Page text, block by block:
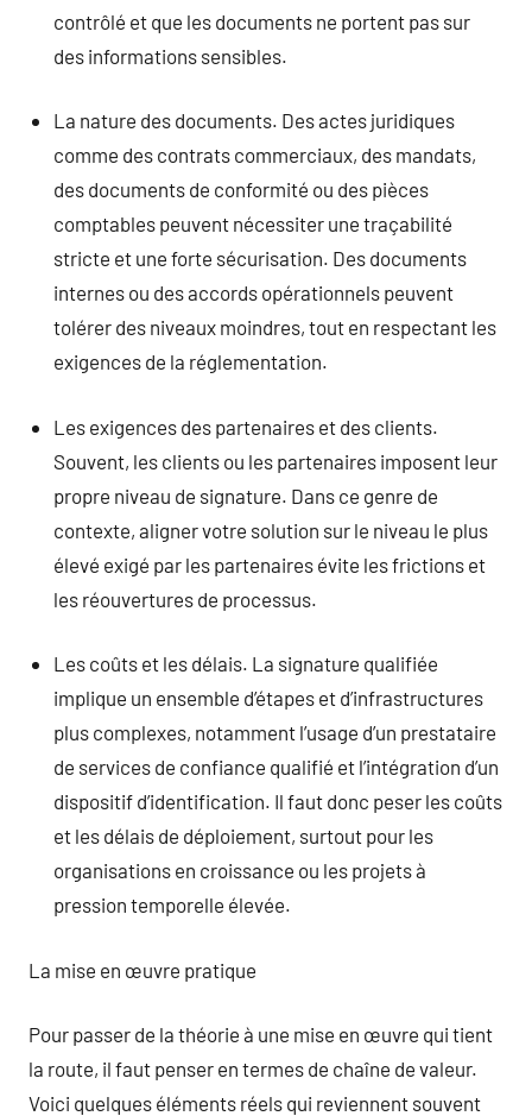
contrôlé et que les documents ne portent pas sur
des informations sensibles.
La nature des documents. Des actes juridiques
comme des contrats commerciaux, des mandats,
des documents de conformité ou des pièces
comptables peuvent nécessiter une traçabilité
stricte et une forte sécurisation. Des documents
internes ou des accords opérationnels peuvent
tolérer des niveaux moindres, tout en respectant les
exigences de la réglementation.
Les exigences des partenaires et des clients.
Souvent, les clients ou les partenaires imposent leur
propre niveau de signature. Dans ce genre de
contexte, aligner votre solution sur le niveau le plus
élevé exigé par les partenaires évite les frictions et
les réouvertures de processus.
Les coûts et les délais. La signature qualifiée
implique un ensemble d’étapes et d’infrastructures
plus complexes, notamment l’usage d’un prestataire
de services de confiance qualifié et l’intégration d’un
dispositif d’identification. Il faut donc peser les coûts
et les délais de déploiement, surtout pour les
organisations en croissance ou les projets à
pression temporelle élevée.
La mise en œuvre pratique
Pour passer de la théorie à une mise en œuvre qui tient
la route, il faut penser en termes de chaîne de valeur.
Voici quelques éléments réels qui reviennent souvent